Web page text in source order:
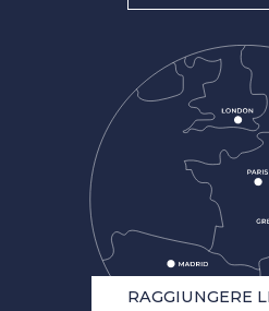
RAGGIUNGERE